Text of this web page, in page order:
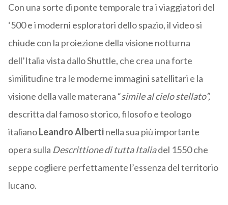
Con una sorte di ponte temporale tra i viaggiatori del
‘500 e i moderni esploratori dello spazio, il video si
chiude con la proiezione della visione notturna
dell’Italia vista dallo Shuttle, che crea una forte
similitudine tra le moderne immagini satellitari e la
visione della valle materana “simileal cielo stellato”,
descritta dal famoso storico, filosofo e teologo
italianoLeandro Albertinella sua più importante
opera sulla Descrittione di tutta Italiadel 1550 che
seppe cogliere perfettamente l’essenza del territorio
lucano.